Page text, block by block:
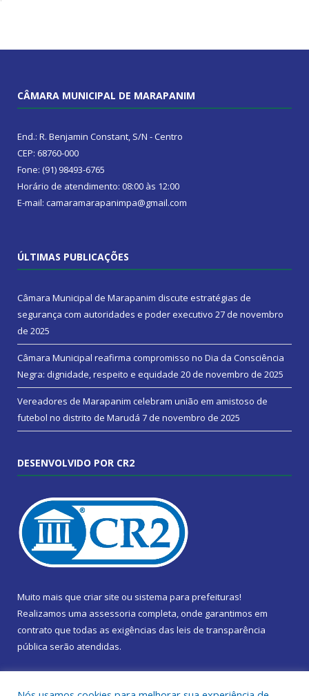
CÂMARA MUNICIPAL DE MARAPANIM
End.: R. Benjamin Constant, S/N - Centro
CEP: 68760-000
Fone: (91) 98493-6765
Horário de atendimento: 08:00 às 12:00
E-mail: camaramarapanimpa@gmail.com
ÚLTIMAS PUBLICAÇÕES
Câmara Municipal de Marapanim discute estratégias de
segurança com autoridades e poder executivo 27 de novembro
de 2025
Câmara Municipal reafirma compromisso no Dia da Consciência
Negra: dignidade, respeito e equidade 20 de novembro de 2025
Vereadores de Marapanim celebram união em amistoso de
futebol no distrito de Marudá 7 de novembro de 2025
DESENVOLVIDO POR CR2
Muito mais que criar site ou sistema para prefeituras!
Realizamos uma assessoria completa, onde garantimos em
contrato que todas as exigências das leis de transparência
pública serão atendidas.